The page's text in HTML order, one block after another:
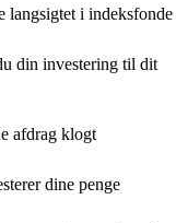
langsigtet i indeksfonde
din investering til dit
afdrag klogt
dine penge